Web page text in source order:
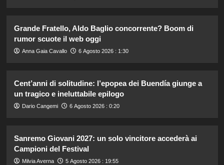
5
verità sul legame con Lory dopo
Giovanni in Temptation Island.
1
Temptation Island: Diretta della
nona puntata, tutte le emozioni e i
colpi di scena!
2
Chiara Ferragni e Josè Hernandez:
la prima estate insieme tra amore e
rinascita
Grande Fratello, Aldo Baglio concorrente? Boom di
rumor scuote il web oggi
Anna Gaia Cavallo 6 Agosto 2026 : 1:30
Cent’anni di solitudine: l’epopea dei Buendía giunge a
un tragico e ineluttabile epilogo
Dario Cangemi 6 Agosto 2026 : 0:20
Sanremo Giovani 2027: un solo vincitore accederà ai
Campioni del Festival
Milvia Averna 5 Agosto 2026 : 19:55